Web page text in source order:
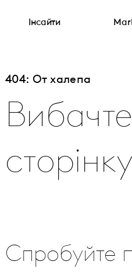
Інсайти
404: От халепа